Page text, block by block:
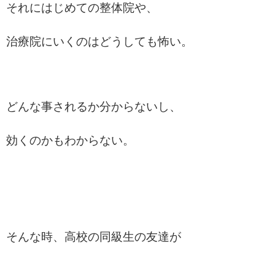
それにはじめての整体院や、
治療院にいくのはどうしても怖い。
どんな事されるか分からないし、
効くのかもわからない。
そんな時、高校の同級生の友達が